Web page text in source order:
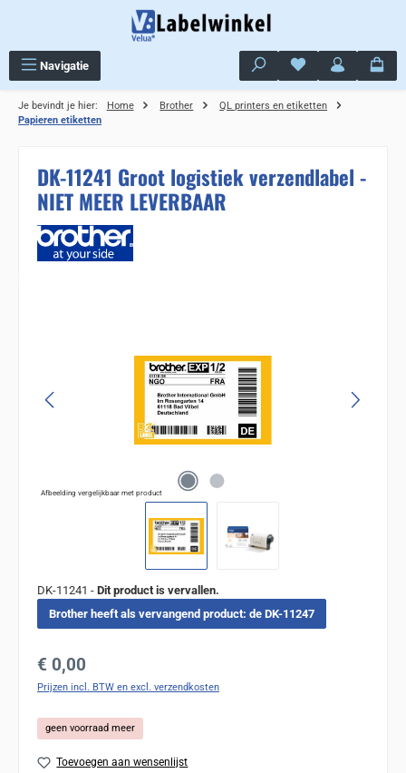
Navigatie Je hebt 0 items op
Je bevindt je hier: Home Brother
QL printers en etiketten
Papieren etiketten
DK-11241 Groot logistiek verzendlabel -
NIET MEER LEVERBAAR
Afbeelding vergelijkbaar met product
DK-11241 - Dit product is vervallen.
Brother heeft als vervangend product: de DK-11247
Normale prijs:
€ 0,00
Prijzen incl. BTW en excl. verzendkosten
geen voorraad meer
Toevoegen aan wensenlijst